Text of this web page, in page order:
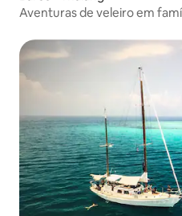
Aventuras de veleiro em